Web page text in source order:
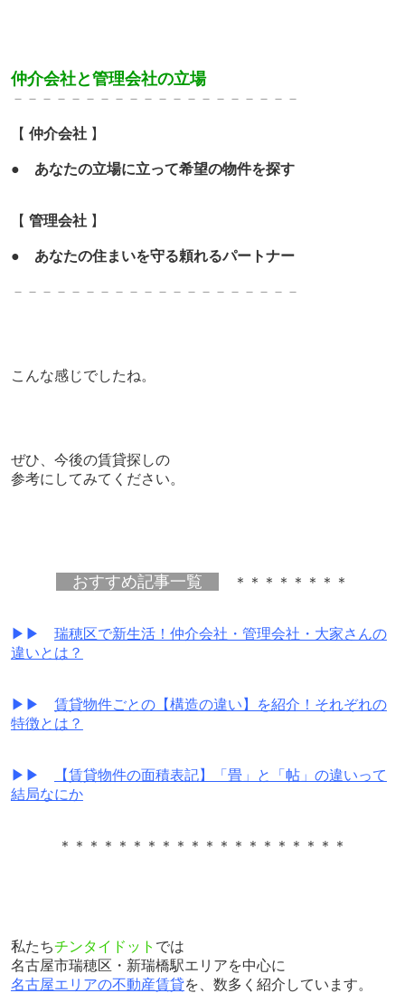
仲介会社と管理会社の立場
－－－－－－－－－－－－－ －－－－－－－
【 仲介会社】
● あなたの立場に立って希望の物件を探す
【 管理会社】
● あなたの住まいを守る頼れるパートナー
－－－－－－－－－－－－－ －－－－－－－
こんな感じでしたね。
ぜひ、 今後の賃貸探しの
参考にしてみてください。
おすすめ記事一覧 ＊＊＊＊＊＊＊＊
▶▶ 瑞穂区で新生活！仲介会社・管理会社・大家さんの
違いとは？
▶▶ 賃貸物件ごとの【構造の違い】を紹介！それぞれの
特徴とは？
▶▶
【賃貸物件の面積表記】「畳」と「帖」の違いって
結局なにか
＊＊＊＊＊＊＊＊＊＊＊＊＊＊＊＊＊＊＊＊
私たちチンタイドット では
名古屋市瑞穂区・新瑞橋駅エリアを中心に
名古屋エリアの不動産賃貸を、数多く紹介しています。